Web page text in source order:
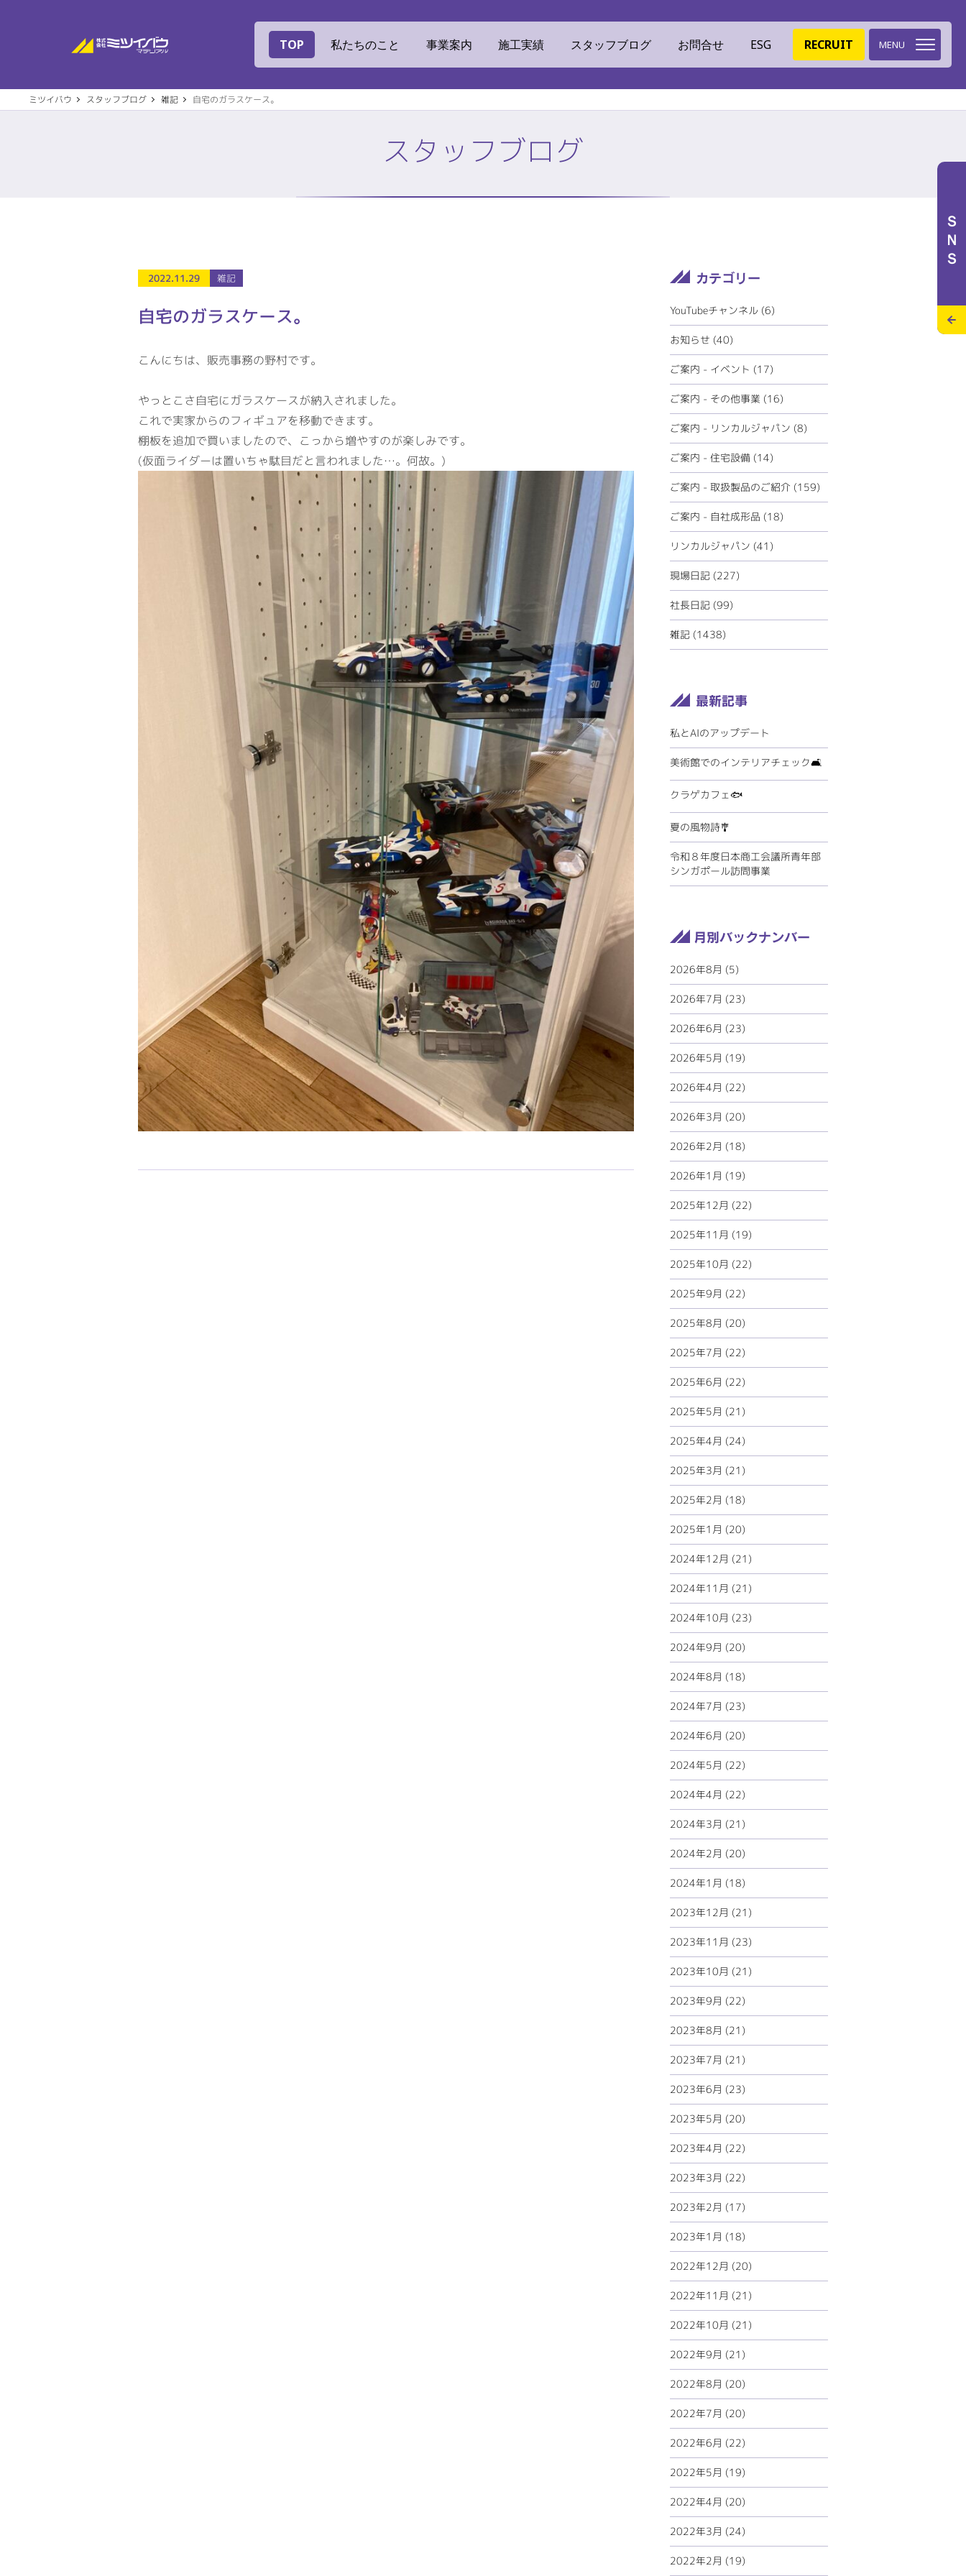
株式会社ミツイバウマテリアル
TOP 私たちのこと
代表挨拶・経営理念 ビジネスドメイン
事業案内
建築素材 ECOリフォーム
施工実績 スタッフブログ お問合せ ESG RECRUIT MENU
専用加工センター
オフィス環境
環境への取組
ISO認証
特設サイト
ECOリフォーム
ペレットストーブ
ミツイバウデザイン
メディアポリシー
RECRUITサイト
ＳＮＳ
ミツイバウ スタッフブログ 雑記 自宅のガラスケース。
スタッフブログ
2022.11.29 雑記
自宅のガラスケース。
こんにちは、販売事務の野村です。
やっとこさ自宅にガラスケースが納入されました。
これで実家からのフィギュアを移動できます。
棚板を追加で買いましたので、こっから増やすのが楽しみです。
(仮面ライダーは置いちゃ駄目だと言われました…。何故。)
YouTubeチャンネル (6)
お知らせ (40)
ご案内 - イベント (17)
ご案内 - その他事業 (16)
ご案内 - リンカルジャパン (8)
ご案内 - 住宅設備 (14)
ご案内 - 取扱製品のご紹介 (159)
ご案内 - 自社成形品 (18)
リンカルジャパン (41)
現場日記 (227)
社長日記 (99)
雑記 (1438)
私とAIのアップデート
美術館でのインテリアチェック🛋️
クラゲカフェ🐟
夏の風物詩🎐
令和８年度日本商工会議所青年部
シンガポール訪問事業
2026年8月 (5)
2026年7月 (23)
2026年6月 (23)
2026年5月 (19)
2026年4月 (22)
2026年3月 (20)
2026年2月 (18)
2026年1月 (19)
2025年12月 (22)
2025年11月 (19)
2025年10月 (22)
2025年9月 (22)
2025年8月 (20)
2025年7月 (22)
2025年6月 (22)
2025年5月 (21)
2025年4月 (24)
2025年3月 (21)
2025年2月 (18)
2025年1月 (20)
2024年12月 (21)
2024年11月 (21)
2024年10月 (23)
2024年9月 (20)
2024年8月 (18)
2024年7月 (23)
2024年6月 (20)
2024年5月 (22)
2024年4月 (22)
2024年3月 (21)
2024年2月 (20)
2024年1月 (18)
2023年12月 (21)
2023年11月 (23)
2023年10月 (21)
2023年9月 (22)
2023年8月 (21)
2023年7月 (21)
2023年6月 (23)
2023年5月 (20)
2023年4月 (22)
2023年3月 (22)
2023年2月 (17)
2023年1月 (18)
2022年12月 (20)
2022年11月 (21)
2022年10月 (21)
2022年9月 (21)
2022年8月 (20)
2022年7月 (20)
2022年6月 (22)
2022年5月 (19)
2022年4月 (20)
2022年3月 (24)
2022年2月 (19)